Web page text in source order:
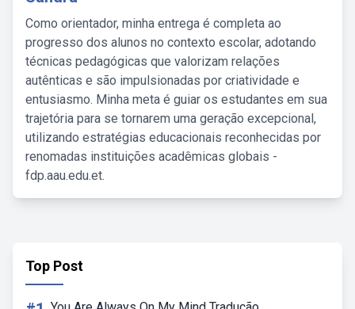
Como orientador, minha entrega é completa ao
progresso dos alunos no contexto escolar, adotando
técnicas pedagógicas que valorizam relações
autênticas e são impulsionadas por criatividade e
entusiasmo. Minha meta é guiar os estudantes em sua
trajetória para se tornarem uma geração excepcional,
utilizando estratégias educacionais reconhecidas por
renomadas instituições acadêmicas globais -
fdp.aau.edu.et.
Top Post